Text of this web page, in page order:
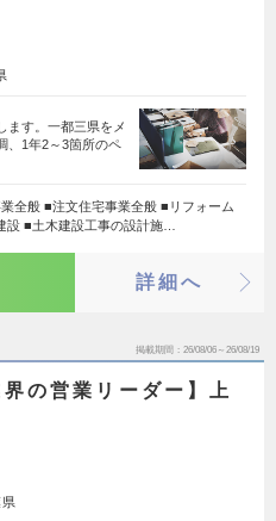
ます。一都三県をメ
、1年2～3箇所のペ
全般 ■注文住宅事業全般 ■リフォーム
設 ■土木建設工事の設計施…
詳細へ
掲載期間 26/08/06～26/08/19
の営業リーダー】上